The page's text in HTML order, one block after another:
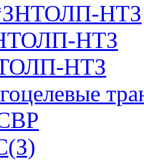
НТЗ
НТЗ
НТЗ